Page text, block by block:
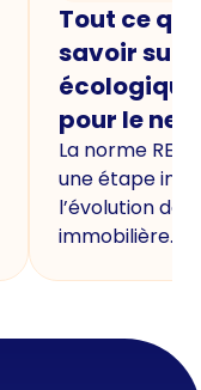
Tout ce
savoir sur
écologique
pour le
La norme
une étape
l’évolution de
immobilière.